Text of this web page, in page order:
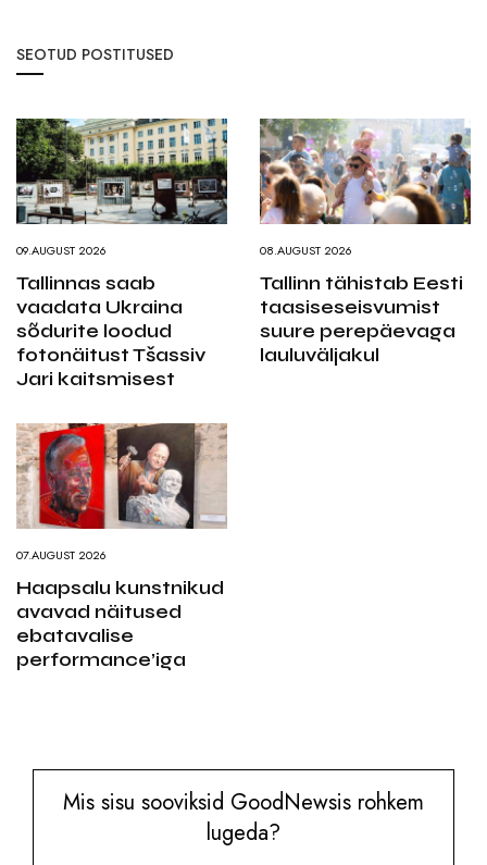
SEOTUD POSTITUSED
09.AUGUST 2026
Tallinnas saab
vaadata Ukraina
sõdurite loodud
fotonäitust Tšassiv
Jari kaitsmisest
08.AUGUST 2026
Tallinn tähistab Eesti
taasiseseisvumist
suure perepäevaga
lauluväljakul
07.AUGUST 2026
Haapsalu kunstnikud
avavad näitused
ebatavalise
performance’iga
Mis sisu sooviksid GoodNewsis rohkem
lugeda?